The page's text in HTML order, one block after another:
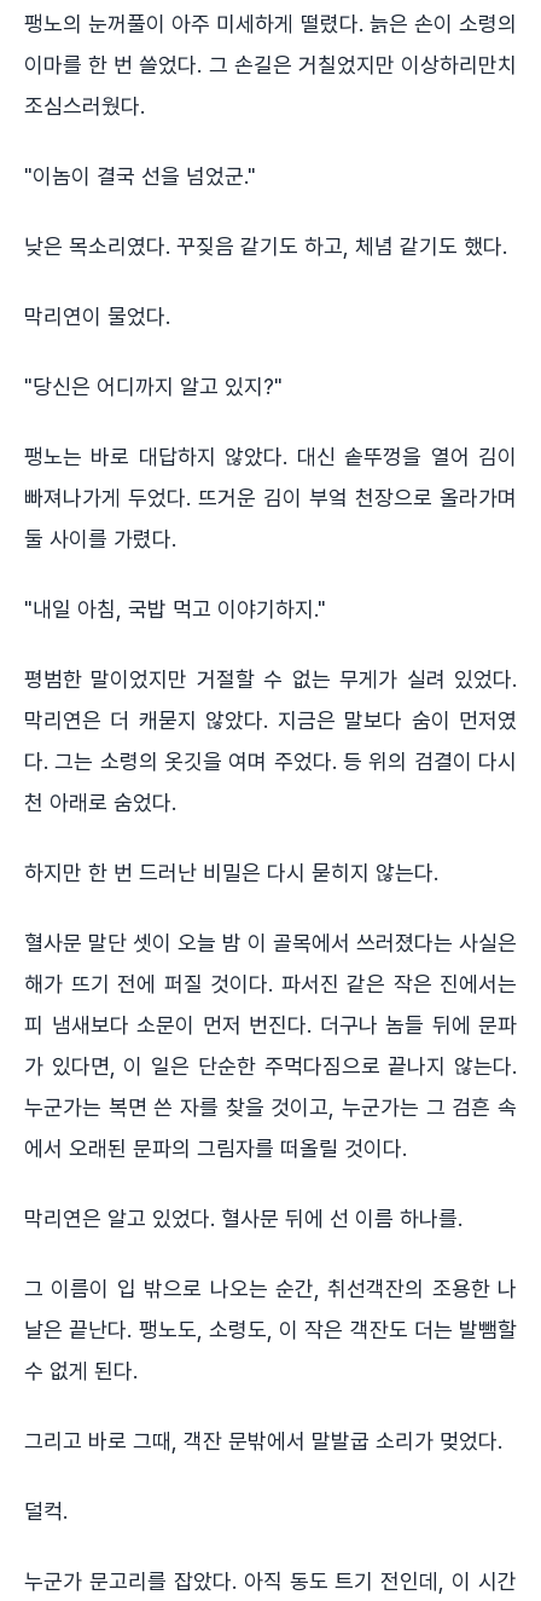
팽노의 눈꺼풀이 아주 미세하게 떨렸다. 늙은 손이 소령의
이마를 한 번 쓸었다. 그 손길은 거칠었지만 이상하리만치
조심스러웠다.
"이놈이 결국 선을 넘었군."
낮은 목소리였다. 꾸짖음 같기도 하고, 체념 같기도 했다.
막리연이 물었다.
"당신은 어디까지 알고 있지?"
팽노는 바로 대답하지 않았다. 대신 솥뚜껑을 열어 김이
빠져나가게 두었다. 뜨거운 김이 부엌 천장으로 올라가며
둘 사이를 가렸다.
"내일 아침, 국밥 먹고 이야기하지."
평범한 말이었지만 거절할 수 없는 무게가 실려 있었다.
막리연은 더 캐묻지 않았다. 지금은 말보다 숨이 먼저였
다. 그는 소령의 옷깃을 여며 주었다. 등 위의 검결이 다시
천 아래로 숨었다.
하지만 한 번 드러난 비밀은 다시 묻히지 않는다.
혈사문 말단 셋이 오늘 밤 이 골목에서 쓰러졌다는 사실은
해가 뜨기 전에 퍼질 것이다. 파서진 같은 작은 진에서는
피 냄새보다 소문이 먼저 번진다. 더구나 놈들 뒤에 문파
가 있다면, 이 일은 단순한 주먹다짐으로 끝나지 않는다.
누군가는 복면 쓴 자를 찾을 것이고, 누군가는 그 검흔 속
에서 오래된 문파의 그림자를 떠올릴 것이다.
막리연은 알고 있었다. 혈사문 뒤에 선 이름 하나를.
그 이름이 입 밖으로 나오는 순간, 취선객잔의 조용한 나
날은 끝난다. 팽노도, 소령도, 이 작은 객잔도 더는 발뺌할
수 없게 된다.
그리고 바로 그때, 객잔 문밖에서 말발굽 소리가 멎었다.
덜컥.
누군가 문고리를 잡았다. 아직 동도 트기 전인데, 이 시간